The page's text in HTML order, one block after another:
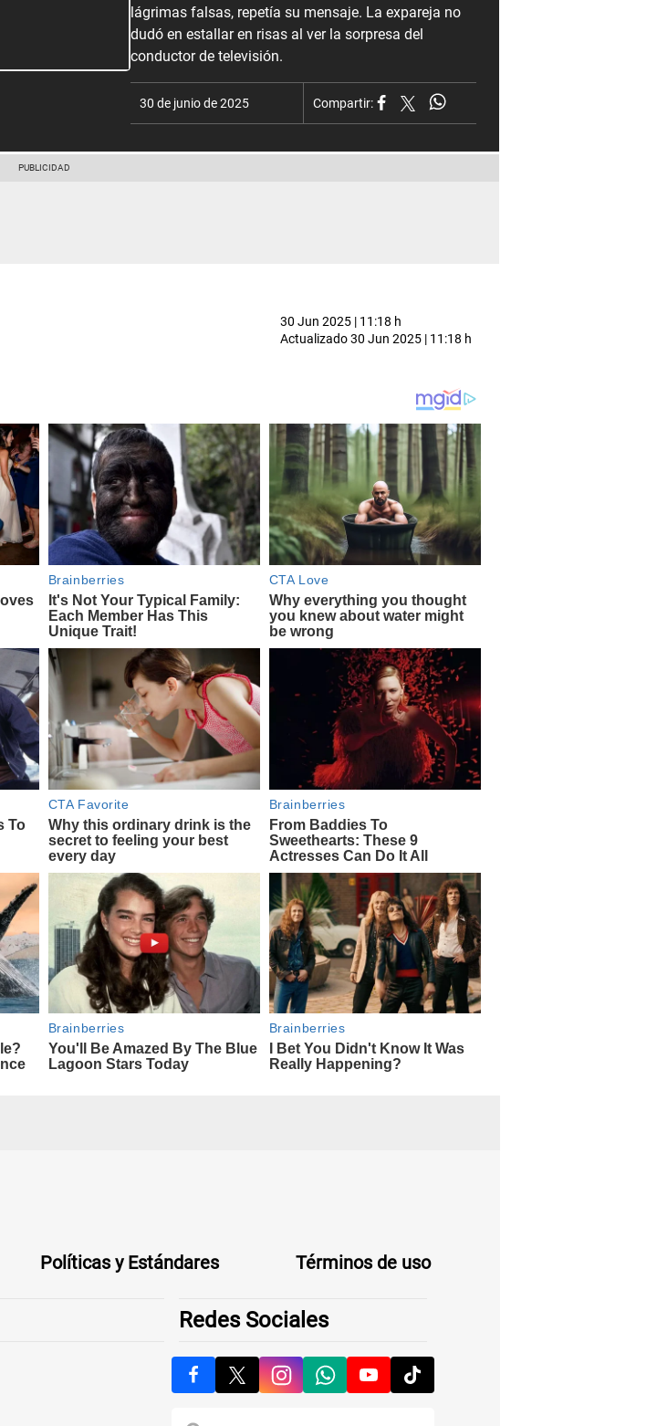
lágrimas falsas, repetía su mensaje. La expareja no
dudó en estallar en risas al ver la sorpresa del
conductor de televisión.
30 de junio de 2025 Compartir:
30 Jun 2025 | 11:18 h
Actualizado30 Jun 2025 | 11:18 h
Políticas y Estándares Términos de uso
Redes Sociales